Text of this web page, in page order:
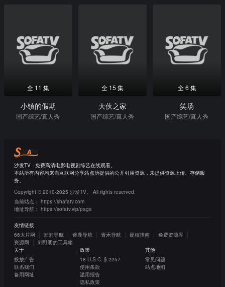
全 11 集
小镇的假期
国产综艺/真人秀
全 15 集
大伙之家
国产综艺/真人秀
全 6 集
笑场
国产综艺/真人秀
沙发TV - 免费高清电影电视剧综艺在线观看。
本站所有内容均来自互联网分享站点所提供的公开引用资源，未提供资源上传、存储服
务。
Copyright © 2010-2025 沙发TV。 All rights reserved.
当前站点： https://shafatv.com
地址导航： https://sofatv.vip/page
友情链接
66大片网
蛙蛙导航 迷鹿导航 青禾导航 硬核指南
免费资源库
资源网
刘野明的工具箱
关于
投放广告
联系我们
备用网址
政策
18 U.S.C. § 2257
使用条款
滥用报告
隐私政策
其他
常见问题
站点地图